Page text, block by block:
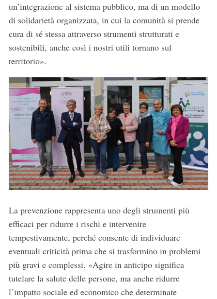
un’integrazione al sistema pubblico, ma di un modello
di solidarietà organizzata, in cui la comunità si prende
cura di sé stessa attraverso strumenti strutturati e
sostenibili, anche così i nostri utili tornano sul
territorio».
La prevenzione rappresenta uno degli strumenti più
efficaci per ridurre i rischi e intervenire
tempestivamente, perché consente di individuare
eventuali criticità prima che si trasformino in problemi
più gravi e complessi. «Agire in anticipo significa
tutelare la salute delle persone, ma anche ridurre
l’impatto sociale ed economico che determinate